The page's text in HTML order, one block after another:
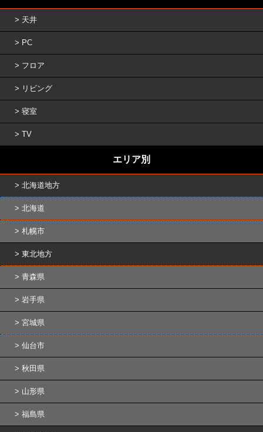
天井
PC
フロア
リビング
寝室
TV
エリア別
北海道地方
北海道
札幌市
東北地方
青森県
岩手県
宮城県
仙台市
秋田県
山形県
福島県